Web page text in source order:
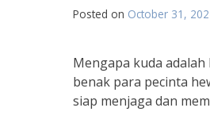
Posted on October 31,
Mengapa kuda
benak para pecinta
siap menjaga dan